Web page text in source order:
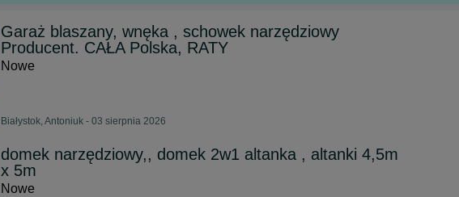
Garaż blaszany, wnęka , schowek narzędziowy
Producent. CAŁA Polska, RATY
Nowe
Białystok, Antoniuk - 03 sierpnia 2026
domek narzędziowy,, domek 2w1 altanka , altanki 4,5m
x 5m
Nowe